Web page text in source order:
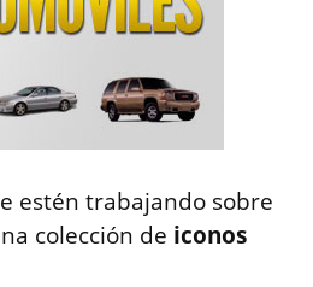
estén trabajando sobre
colección de iconos